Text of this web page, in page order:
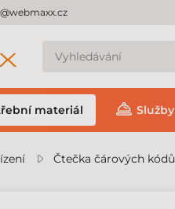
materiál Služby
Čtečka čárových kódů